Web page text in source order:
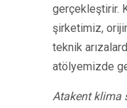
gerçekleştirir.
şirketimiz,
teknik
atölyemizde
Atakent klima